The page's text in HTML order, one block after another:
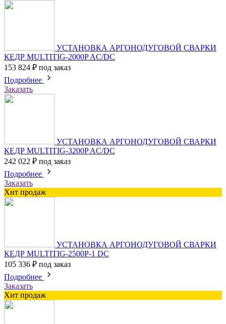
УСТАНОВКА АРГОНОДУГОВОЙ СВАРКИ
КЕДР MULTITIG-2000P AC/DC
153 824 ₽ под заказ
Подробнее
Заказать
УСТАНОВКА АРГОНОДУГОВОЙ СВАРКИ
КЕДР MULTITIG-3200P AC/DC
242 022 ₽ под заказ
Подробнее
Заказать
Хит продаж
УСТАНОВКА АРГОНОДУГОВОЙ СВАРКИ
КЕДР MULTITIG-2500P-1 DC
105 336 ₽ под заказ
Подробнее
Заказать
Хит продаж